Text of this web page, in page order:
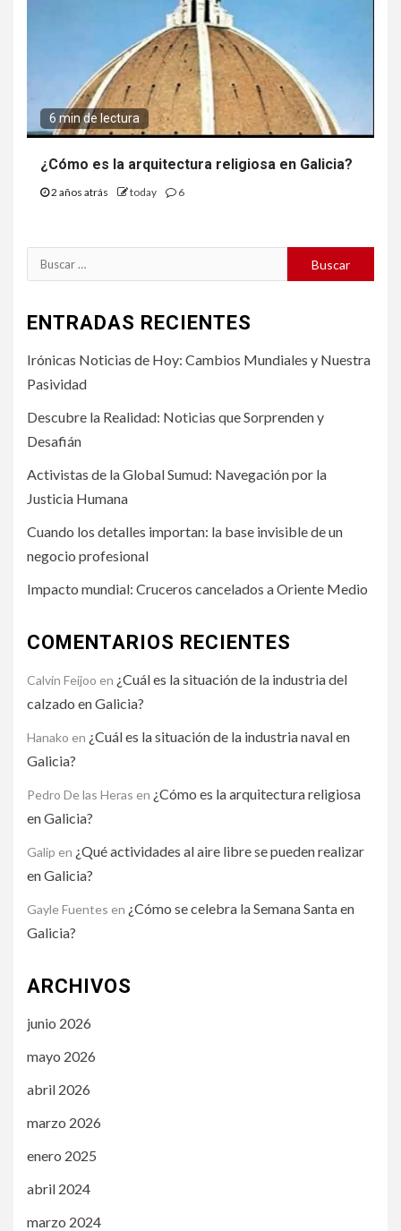
6 min de lectura
¿Cómo es la arquitectura religiosa en Galicia?
2 años atrás today 6
Buscar:
ENTRADAS RECIENTES
Irónicas Noticias de Hoy: Cambios Mundiales y Nuestra
Pasividad
Descubre la Realidad: Noticias que Sorprenden y
Desafián
Activistas de la Global Sumud: Navegación por la
Justicia Humana
Cuando los detalles importan: la base invisible de un
negocio profesional
Impacto mundial: Cruceros cancelados a Oriente Medio
COMENTARIOS RECIENTES
Calvin Feijoo en ¿Cuál es la situación de la industria del
calzado en Galicia?
Hanako en ¿Cuál es la situación de la industria naval en
Galicia?
Pedro De las Heras en ¿Cómo es la arquitectura religiosa
en Galicia?
Galip en ¿Qué actividades al aire libre se pueden realizar
en Galicia?
Gayle Fuentes en ¿Cómo se celebra la Semana Santa en
Galicia?
ARCHIVOS
junio 2026
mayo 2026
abril 2026
marzo 2026
enero 2025
abril 2024
marzo 2024